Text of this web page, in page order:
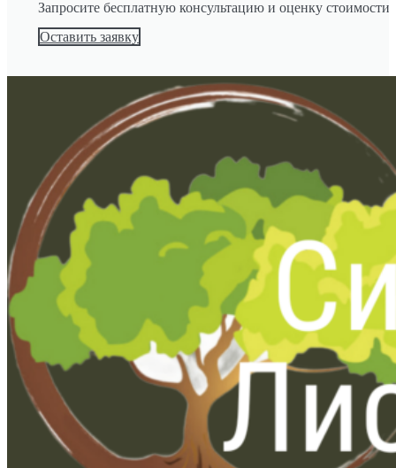
Запросите бесплатную консультацию и оценку стоимости
Оставить заявку